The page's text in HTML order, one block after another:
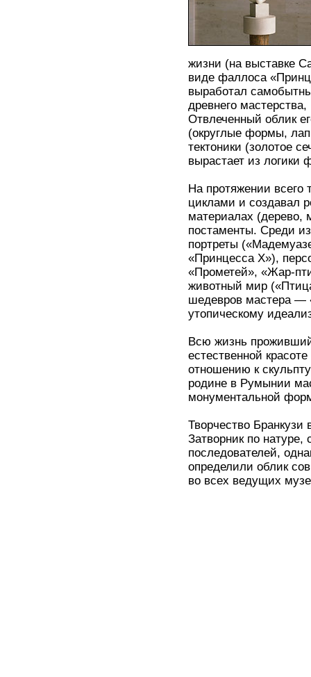
жизни (на выставке
виде фаллоса
выработал
древнего
Отвлеченный облик
(округлые формы,
тектоники (золотое
вырастает из логики
На протяжении всего
циклами и создавал
материалах
постаменты. Среди
портреты
«Принцесса Х»),
«Прометей», «Жар-
животный мир
шедевров мастера —
утопическому
Всю жизнь
естественной
отношению к
родине в Румынии
монументальной
Творчество
Затворник по
последователей,
определили облик
во всех ведущих